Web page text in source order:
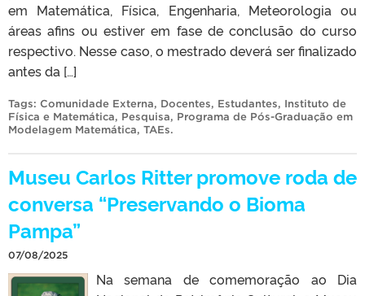
em Matemática, Física, Engenharia, Meteorologia ou
áreas afins ou estiver em fase de conclusão do curso
respectivo. Nesse caso, o mestrado deverá ser finalizado
antes da […]
Tags: Comunidade Externa, Docentes, Estudantes, Instituto de
Física e Matemática, Pesquisa, Programa de Pós-Graduação em
Modelagem Matemática, TAEs.
Museu Carlos Ritter promove roda de
conversa “Preservando o Bioma
Pampa”
07/08/2025
Na semana de comemoração ao Dia